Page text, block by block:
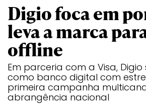
Digio foca em
leva a marca
offline
Em parceria com a Visa, Digio
como banco digital com
primeira campanha
abrangência nacional